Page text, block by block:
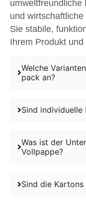
umweltfreundliche
und
Sie stabile,
Ihrem Produkt
Welche
pack an?
Sind individuelle
Was ist der
Vollpappe?
Sind die